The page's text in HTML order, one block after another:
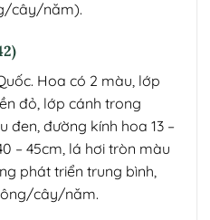
cây/năm).
Hoa có 2 màu, lớp
đỏ, lớp cánh trong
đen, đường kính hoa 13 –
– 45cm, lá hơi tròn màu
phát triển trung bình,
cây/năm.